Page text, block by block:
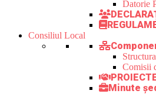
Datorie
Consiliul Local
Structura
Comisii
Minute